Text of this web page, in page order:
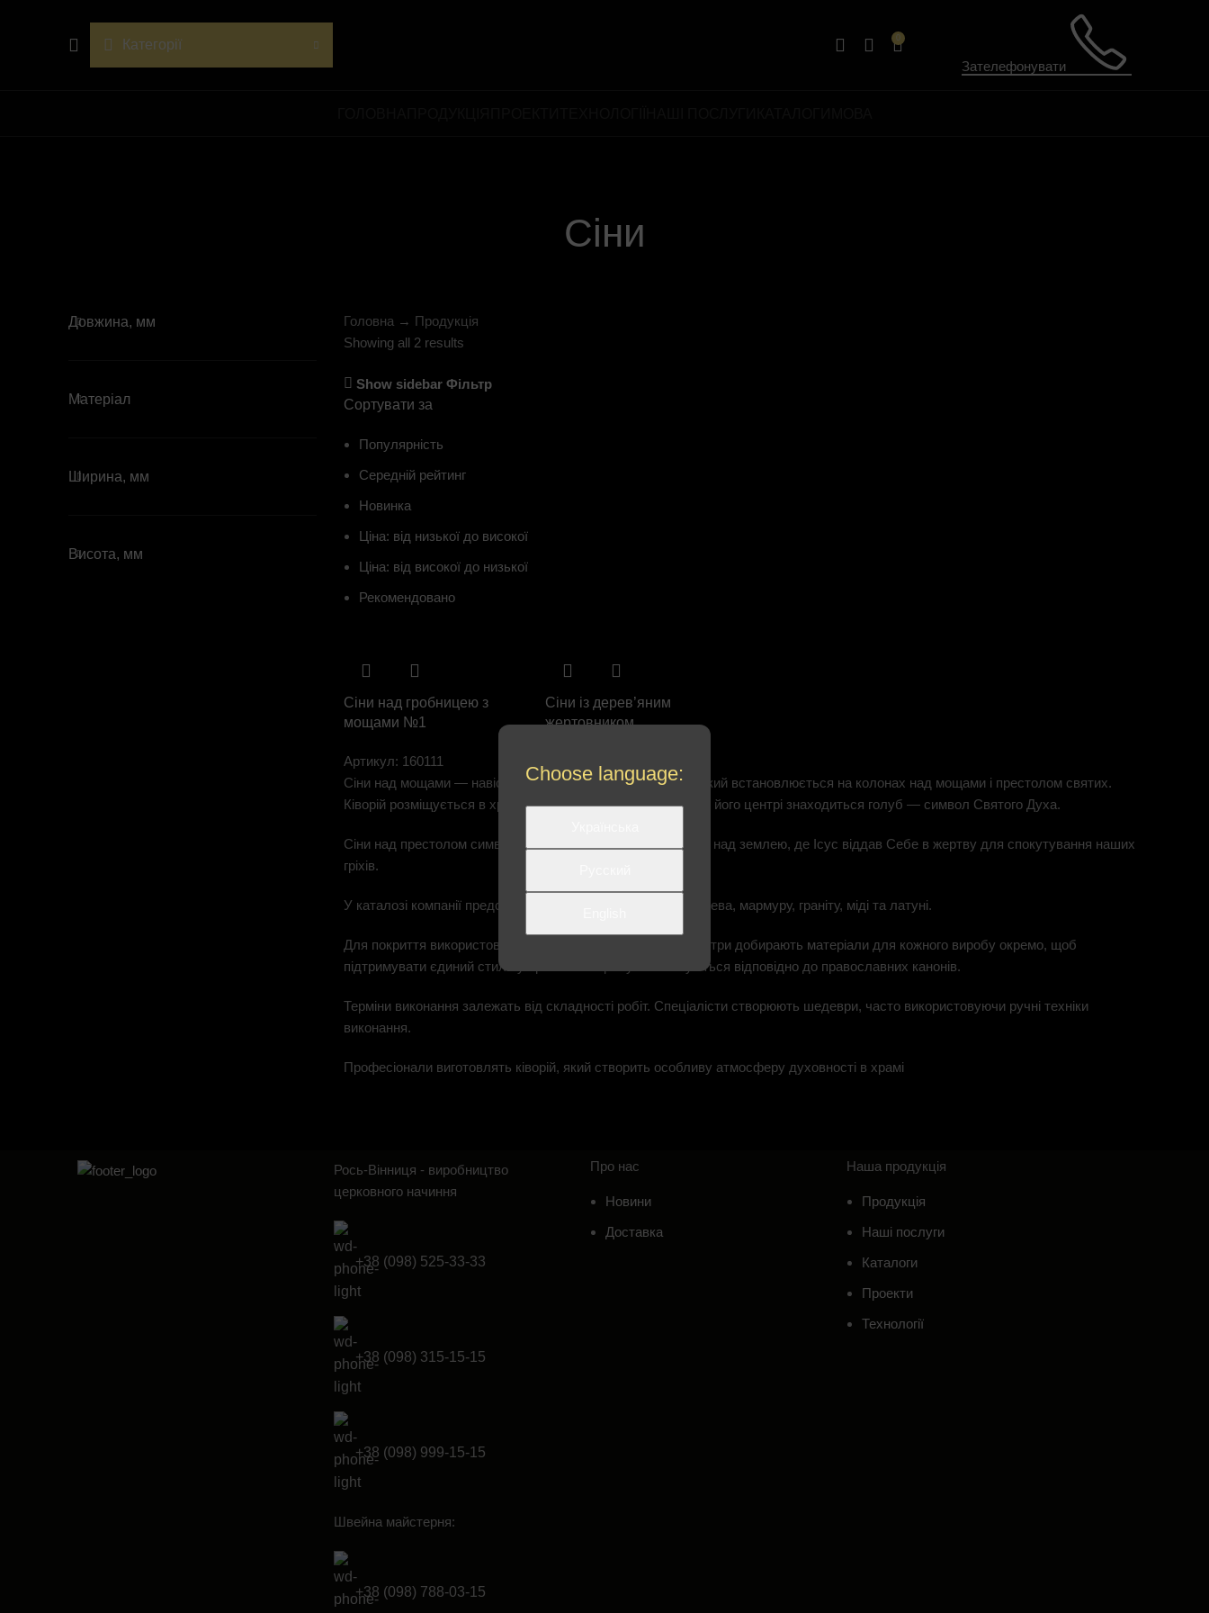
Категорії 0
Зателефонувати
Сіни
Довжина, мм
Матеріал
Ширина, мм
Висота, мм
Головна → Продукція
Showing all 2 results
Show sidebar Фільтр
Сортувати за
Популярність
Середній рейтинг
Новинка
Ціна: від низької до високої
Ціна: від високої до низької
Рекомендовано
Сіни над гробницею з
мощами №1
Артикул: 160111
Сіни із дерев’яним
жертовником
Сіни над мощами — навіс квадратної або круглої форми, який встановлюється на колонах над мощами і престолом святих.
Ківорій розміщується в храмі й прикрашений балдахіном. У його центрі знаходиться голуб — символ Святого Духа.
Сіни над престолом символізують небо, яке простягається над землею, де Ісус віддав Себе в жертву для спокутування наших
гріхів.
У каталозі компанії представлені православні вироби з дерева, мармуру, граніту, міді та латуні.
Для покриття використовується золочення та емаль. Майстри добирають матеріали для кожного виробу окремо, щоб
підтримувати єдиний стиль у храмі. Усі атрибути виконуються відповідно до православних канонів.
Терміни виконання залежать від складності робіт. Спеціалісти створюють шедеври, часто використовуючи ручні техніки
виконання.
Професіонали виготовлять ківорій, який створить особливу атмосферу духовності в храмі
Рось-Вінниця - виробництво
церковного начиння
+38 (098) 525-33-33
+38 (098) 315-15-15
+38 (098) 999-15-15
Швейна майстерня:
+38 (098) 788-03-15
Про нас
Новини
Доставка
Наша продукція
Продукція
Наші послуги
Каталоги
Проекти
Технології
Choose language: